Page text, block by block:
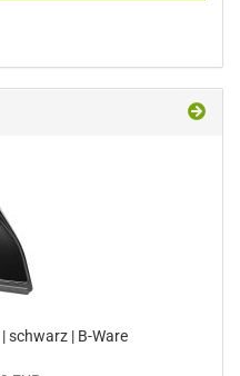
schwarz | B-Ware